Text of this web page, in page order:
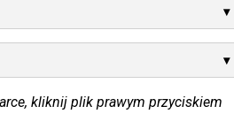
kliknij plik prawym przyciskiem